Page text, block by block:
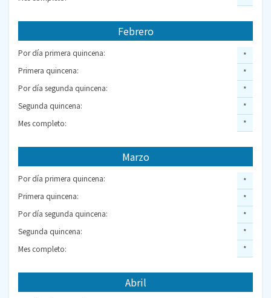
Febrero
Por día primera quincena:
Primera quincena:
Por día segunda quincena:
Segunda quincena:
Mes completo:
*
*
*
*
*
Marzo
Por día primera quincena:
Primera quincena:
Por día segunda quincena:
Segunda quincena:
Mes completo:
*
*
*
*
*
Abril